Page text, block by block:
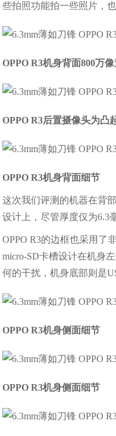
些拍照功能拍一些照片，
OPPO R3机身背面800万
OPPO R3后置摄像头为凸
OPPO R3机身背面细节
这次我们评测的机器在背
设计上，尽管厚度仅为6.3
OPPO R3的边框也采用了
micro-SD卡槽设计在机身
何的干扰，机身底部则是
OPPO R3机身侧面细节
OPPO R3机身侧面细节